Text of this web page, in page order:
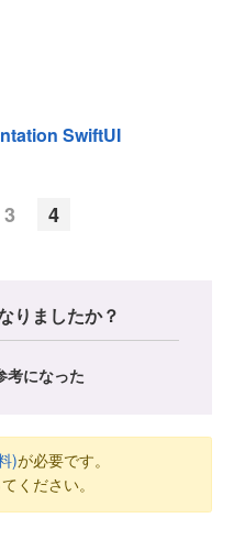
SwiftUI
3 4
りましたか？
考になった
)が必要です。
ください。